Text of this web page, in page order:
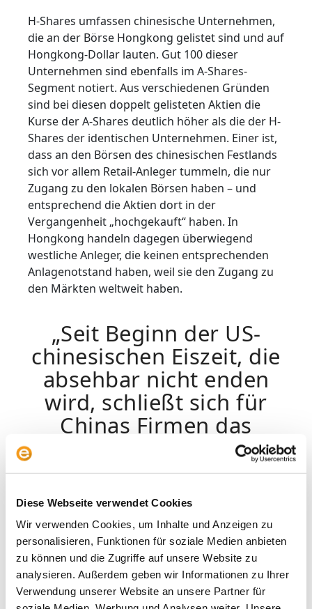
Diese Webseite verwendet Cookies
Wir verwenden Cookies, um Inhalte und Anzeigen zu
personalisieren, Funktionen für soziale Medien anbieten
zu können und die Zugriffe auf unsere Website zu
analysieren. Außerdem geben wir Informationen zu Ihrer
Verwendung unserer Website an unsere Partner für
H-Shares umfassen chinesische Unternehmen,
die an der Börse Hongkong gelistet sind und auf
Hongkong-Dollar lauten. Gut 100 dieser
Unternehmen sind ebenfalls im A-Shares-
Segment notiert. Aus verschiedenen Gründen
sind bei diesen doppelt gelisteten Aktien die
Kurse der A-Shares deutlich höher als die der H-
Shares der identischen Unternehmen. Einer ist,
dass an den Börsen des chinesischen Festlands
sich vor allem Retail-Anleger tummeln, die nur
Zugang zu den lokalen Börsen haben – und
entsprechend die Aktien dort in der
Vergangenheit „hochgekauft“ haben. In
Hongkong handeln dagegen überwiegend
westliche Anleger, die keinen entsprechenden
Anlagenotstand haben, weil sie den Zugang zu
den Märkten weltweit haben.
„Seit Beginn der US-
chinesischen Eiszeit, die
absehbar nicht enden
wird, schließt sich für
Chinas Firmen das
Fenster zum US-
Kapitalmarkt“
Red Chips wiederum werden ebenfalls in
Hongkong gehandelt. Sie sind Unternehmen,
die unter Kontrolle von Organisationen oder
Firmen stehen, die dem chinesischen Staat, den
Provinzen oder den Regionen der Chinesischen
Volksrepublik gehören. P-Chips umfassen
Firmen, deren Sitz sich außerhalb Chinas